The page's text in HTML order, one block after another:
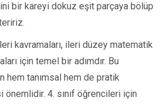
bir kareyi dokuz eşit parçaya bölüp
kavramaları, ileri düzey matematik
için temel bir adımdır. Bu
hem tanımsal hem de pratik
4. sınıf öğrencileri için